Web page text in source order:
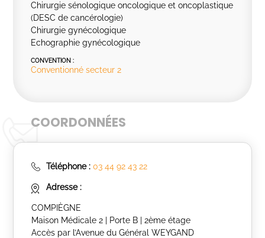
Chirurgie sénologique oncologique et oncoplastique
(DESC de cancérologie)
Chirurgie gynécologique
Echographie gynécologique
CONVENTION :
Conventionné secteur 2
COORDONNÉES
Téléphone : 03 44 92 43 22
Adresse :
COMPIÈGNE
Maison Médicale 2 | Porte B | 2ème étage
Accès par l’Avenue du Général WEYGAND